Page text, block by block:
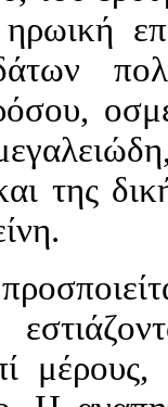
ηρωική
της
μέρους,